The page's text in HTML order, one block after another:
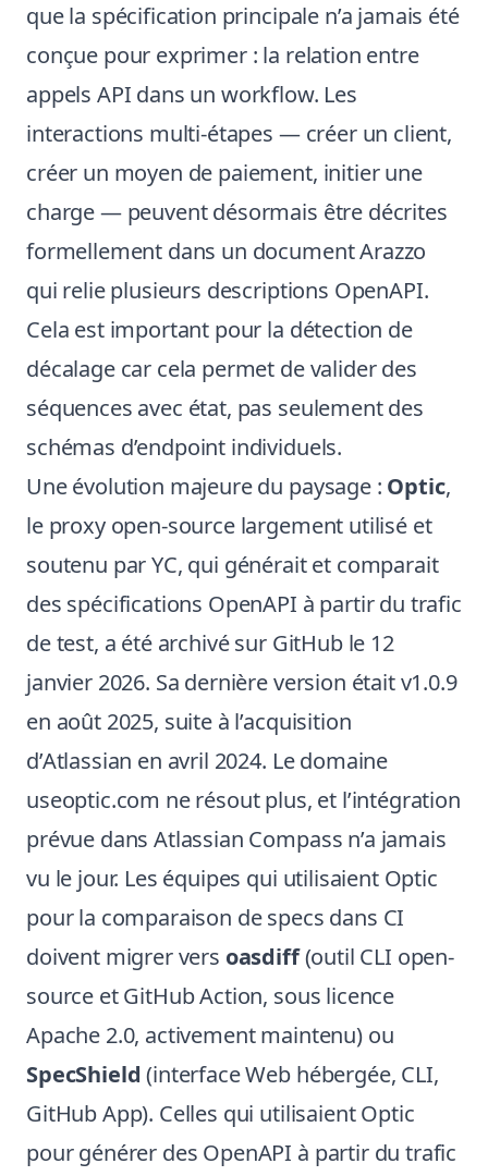
que la spécification principale n’a jamais été
conçue pour exprimer : la relation entre
appels API dans un workflow. Les
interactions multi-étapes — créer un client,
créer un moyen de paiement, initier une
charge — peuvent désormais être décrites
formellement dans un document Arazzo
qui relie plusieurs descriptions OpenAPI.
Cela est important pour la détection de
décalage car cela permet de valider des
séquences avec état, pas seulement des
schémas d’endpoint individuels.
Une évolution majeure du paysage : Optic,
le proxy open-source largement utilisé et
soutenu par YC, qui générait et comparait
des spécifications OpenAPI à partir du trafic
de test, a été archivé sur GitHub le 12
janvier 2026. Sa dernière version était v1.0.9
en août 2025, suite à l’acquisition
d’Atlassian en avril 2024. Le domaine
useoptic.com ne résout plus, et l’intégration
prévue dans Atlassian Compass n’a jamais
vu le jour. Les équipes qui utilisaient Optic
pour la comparaison de specs dans CI
doivent migrer vers oasdiff(outil CLI open-
source et GitHub Action, sous licence
Apache 2.0, activement maintenu) ou
SpecShield (interface Web hébergée, CLI,
GitHub App). Celles qui utilisaient Optic
pour générer des OpenAPI à partir du trafic